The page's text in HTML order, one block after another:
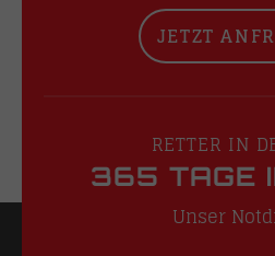
JETZT
RETTER IN
365 TAGE
Unser